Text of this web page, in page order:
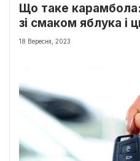
Що таке
зі смаком яблука і
18 Вересня, 2023